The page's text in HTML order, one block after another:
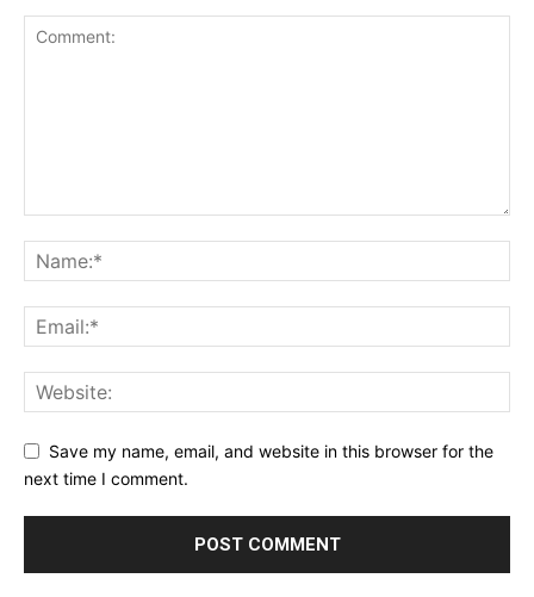
Save my name, email, and website in this browser for the
next time I comment.